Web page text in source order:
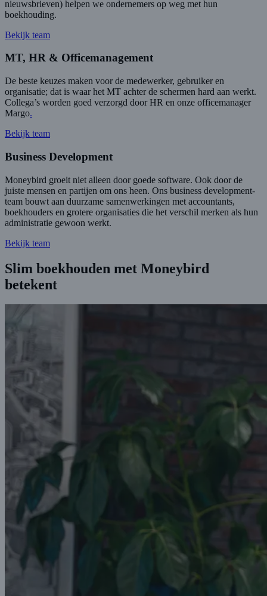
nieuwsbrieven) helpen we ondernemers op weg met hun
boekhouding.
Bekijk team
MT, HR & Officemanagement
De beste keuzes maken voor de medewerker, gebruiker en
organisatie; dat is waar het MT achter de schermen hard aan werkt.
Collega’s worden goed verzorgd door HR en onze officemanager
Margo.
Bekijk team
Business Development
Moneybird groeit niet alleen door goede software. Ook door de
juiste mensen en partijen om ons heen. Ons business development-
team bouwt aan duurzame samenwerkingen met accountants,
boekhouders en grotere organisaties die het verschil merken als hun
administratie gewoon werkt.
Bekijk team
Slim boekhouden met Moneybird
betekent